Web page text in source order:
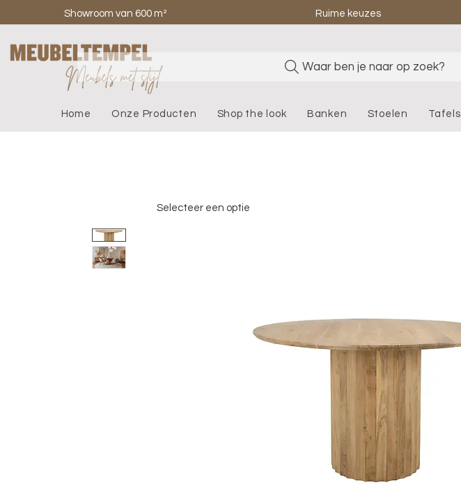
Showroom van 600 m² Ruime keuzes
Waar ben je naar op zoek?
Home Onze Producten Shop the look Banken Stoelen Tafels
Selecteer een optie